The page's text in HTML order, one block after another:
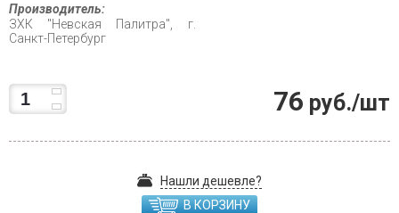
Производитель:
ЗХК "Невская Палитра", г.
Санкт-Петербург
76 руб./шт
Нашли дешевле?
В КОРЗИНУ